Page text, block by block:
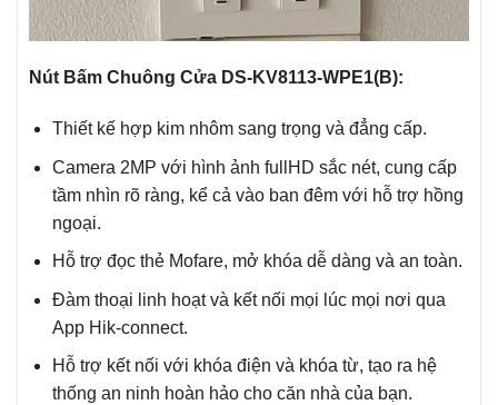
Nút Bấm Chuông Cửa DS-KV8113-WPE1(B):
Thiết kế hợp kim nhôm sang trọng và đẳng cấp.
Camera 2MP với hình ảnh fullHD sắc nét, cung cấp
tầm nhìn rõ ràng, kể cả vào ban đêm với hỗ trợ hồng
ngoại.
Hỗ trợ đọc thẻ Mofare, mở khóa dễ dàng và an toàn.
Đàm thoại linh hoạt và kết nối mọi lúc mọi nơi qua
App Hik-connect.
Hỗ trợ kết nối với khóa điện và khóa từ, tạo ra hệ
thống an ninh hoàn hảo cho căn nhà của bạn.